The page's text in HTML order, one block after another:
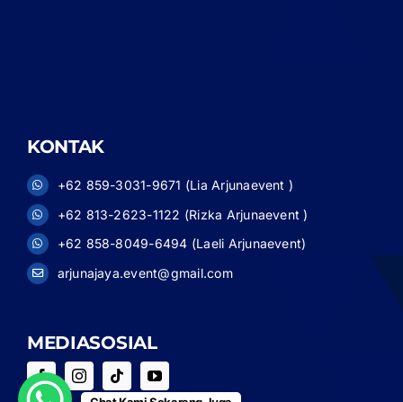
KONTAK
+62 859-3031-9671 (Lia Arjunaevent )
+62 813-2623-1122 (Rizka Arjunaevent )
+62 858-8049-6494 (Laeli Arjunaevent)
arjunajaya.event@gmail.com
MEDIASOSIAL